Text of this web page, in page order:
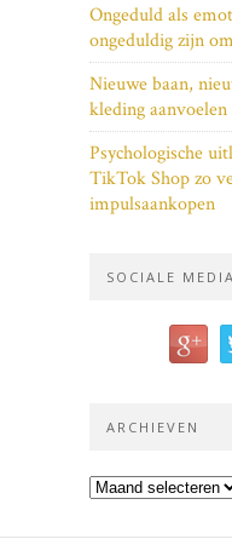
Ongeduld als
ongeduldig zijn
Nieuwe baan,
kleding
Psychologische
TikTok Shop zo
impulsaankopen
SOCIALE MEDIA
ARCHIEVEN
Archieven